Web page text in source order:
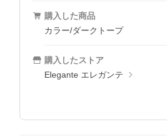
購入した商品
カラー/ダークトープ
購入したストア
Elegante エレガンテ